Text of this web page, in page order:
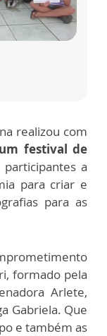
realizou com
festival de
a
para criar e
para as
formado pela
Arlete,
Gabriela. Que
e também as